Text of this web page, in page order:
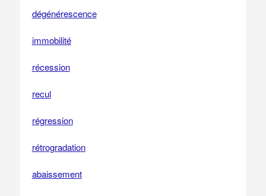
dégénérescence
immobilité
récession
recul
régression
rétrogradation
abaissement